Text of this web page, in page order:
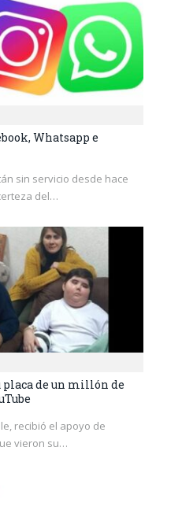
Whatsapp e
sin servicio desde hace
del…
placa de un millón de
recibió el apoyo de
vieron su…